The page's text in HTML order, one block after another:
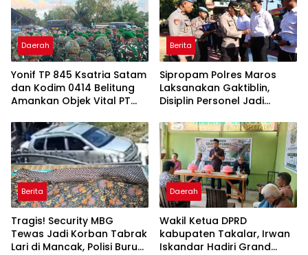
Daerah
Yonif TP 845 Ksatria Satam
dan Kodim 0414 Belitung
Amankan Objek Vital PT
Penambang
Berita
Sipropam Polres Maros
Laksanakan Gaktiblin,
Disiplin Personel Jadi
Berita
Tragis! Security MBG
Tewas Jadi Korban Tabrak
Lari di Mancak, Polisi Buru
Daerah
Wakil Ketua DPRD
kabupaten Takalar, Irwan
Iskandar Hadiri Grand